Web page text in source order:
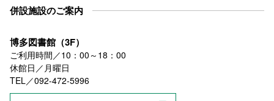
併設施設のご案内
博多図書館（3F）
ご利用時間／10：00～18：00
休館日／月曜日
TEL／092-472-5996